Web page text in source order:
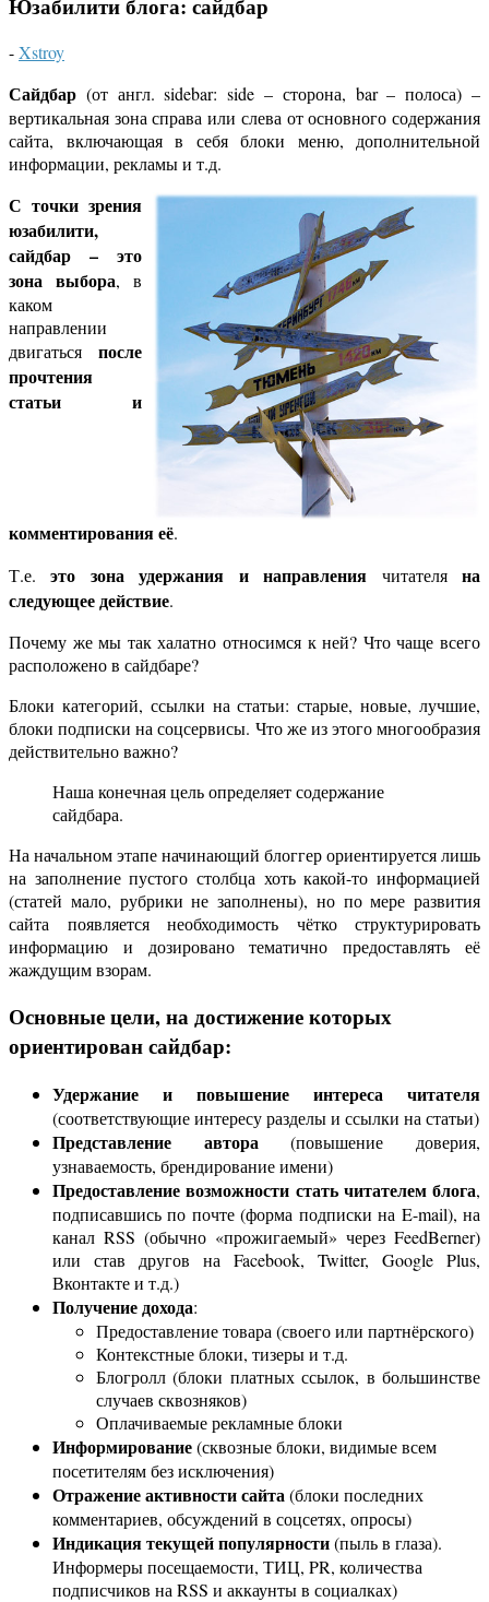
-Xstroy
Сайдбар (от англ. sidebar: side – сторона, bar – полоса) –
вертикальная зона справа или слева от основного содержания
сайта, включающая в себя блоки меню, дополнительной
информации, рекламы и т.д.
С точки зрения
юзабилити,
сайдбар – это
зона выбора, в
каком
направлении
двигаться после
прочтения
статьи и
комментирования её.
Т.е.это зона удержания и направления читателяна
следующее действие.
Почему же мы так халатно относимся к ней? Что чаще всего
расположено в сайдбаре?
Блоки категорий, ссылки на статьи: старые, новые, лучшие,
блоки подписки на соцсервисы. Что же из этого многообразия
действительно важно?
Наша конечная цель определяет содержание
сайдбара.
На начальном этапе начинающий блоггер ориентируется лишь
на заполнение пустого столбца хоть какой-то информацией
(статей мало, рубрики не заполнены), но по мере развития
сайта появляется необходимость чётко структурировать
информацию и дозировано тематично предоставлять её
жаждущим взорам.
Основные цели, на достижение которых
ориентирован сайдбар:
Удержание и повышение интереса читателя
(соответствующие интересу разделы и ссылки на статьи)
Представление автора (повышение доверия,
узнаваемость, брендирование имени)
Предоставление возможности стать читателем блога,
подписавшись по почте (форма подписки на E-mail), на
канал RSS (обычно «прожигаемый» через FeedBerner)
или став другов на Facebook, Twitter, Google Plus,
Вконтакте и т.д.)
Получение дохода:
Предоставление товара (своего или партнёрского)
Контекстные блоки, тизеры и т.д.
Блогролл (блоки платных ссылок, в большинстве
случаев сквозняков)
Оплачиваемые рекламные блоки
Информирование(сквозные блоки, видимые всем
посетителям без исключения)
Отражение активности сайта(блоки последних
комментариев, обсуждений в соцсетях, опросы)
Индикация текущей популярности(пыль в глаза).
Информеры посещаемости, ТИЦ, PR, количества
подписчиков на RSS и аккаунты в социалках)